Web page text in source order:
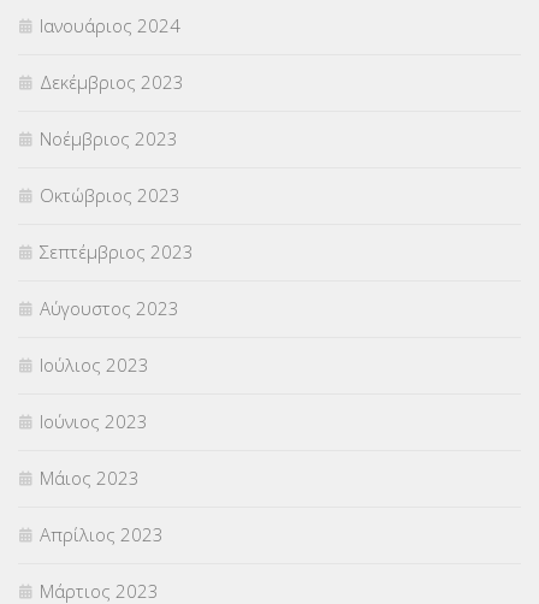
Ιανουάριος 2024
Δεκέμβριος 2023
Νοέμβριος 2023
Οκτώβριος 2023
Σεπτέμβριος 2023
Αύγουστος 2023
Ιούλιος 2023
Ιούνιος 2023
Μάιος 2023
Απρίλιος 2023
Μάρτιος 2023